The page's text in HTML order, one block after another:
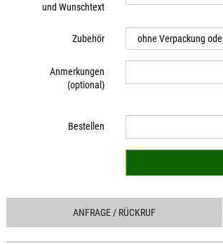
und Wunschtext
Zubehör
Anmerkungen
(optional)
Bestellen
ANFRAGE / RÜCKRUF